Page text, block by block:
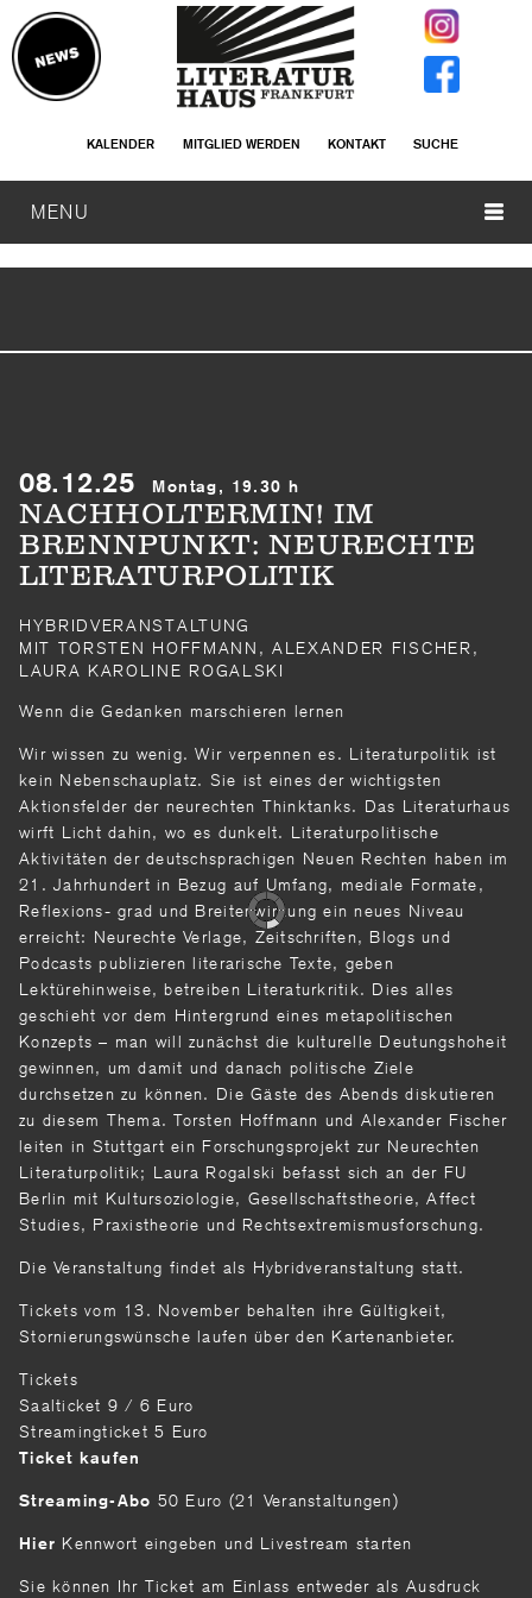
KALENDER MITGLIED WERDEN KONTAKT SUCHE
MENU
08.12.25 Montag, 19.30 h
NACHHOLTERMIN! IM
BRENNPUNKT: NEURECHTE
LITERATURPOLITIK
HYBRIDVERANSTALTUNG
MIT TORSTEN HOFFMANN, ALEXANDER FISCHER,
LAURA KAROLINE ROGALSKI
Wenn die Gedanken marschieren lernen
Wir wissen zu wenig. Wir verpennen es. Literaturpolitik ist
kein Nebenschauplatz. Sie ist eines der wichtigsten
Aktionsfelder der neurechten Thinktanks. Das Literaturhaus
wirft Licht dahin, wo es dunkelt. Literaturpolitische
Aktivitäten der deutschsprachigen Neuen Rechten haben im
21. Jahrhundert in Bezug auf Umfang, mediale Formate,
Reflexions- grad und Breitenwirkung ein neues Niveau
erreicht: Neurechte Verlage, Zeitschriften, Blogs und
Podcasts publizieren literarische Texte, geben
Lektürehinweise, betreiben Literaturkritik. Dies alles
geschieht vor dem Hintergrund eines metapolitischen
Konzepts – man will zunächst die kulturelle Deutungshoheit
gewinnen, um damit und danach politische Ziele
durchsetzen zu können. Die Gäste des Abends diskutieren
zu diesem Thema. Torsten Hoffmann und Alexander Fischer
leiten in Stuttgart ein Forschungsprojekt zur Neurechten
Literaturpolitik; Laura Rogalski befasst sich an der FU
Berlin mit Kultursoziologie, Gesellschaftstheorie, Affect
Studies, Praxistheorie und Rechtsextremismusforschung.
Die Veranstaltung findet als Hybridveranstaltung statt.
Tickets vom 13. November behalten ihre Gültigkeit,
Stornierungswünsche laufen über den Kartenanbieter.
Tickets
Saalticket 9 / 6 Euro
Streamingticket 5 Euro
Ticket kaufen
Streaming-Abo 50 Euro (21 Veranstaltungen)
Hier Kennwort eingeben und Livestream starten
Sie können Ihr Ticket am Einlass entweder als Ausdruck